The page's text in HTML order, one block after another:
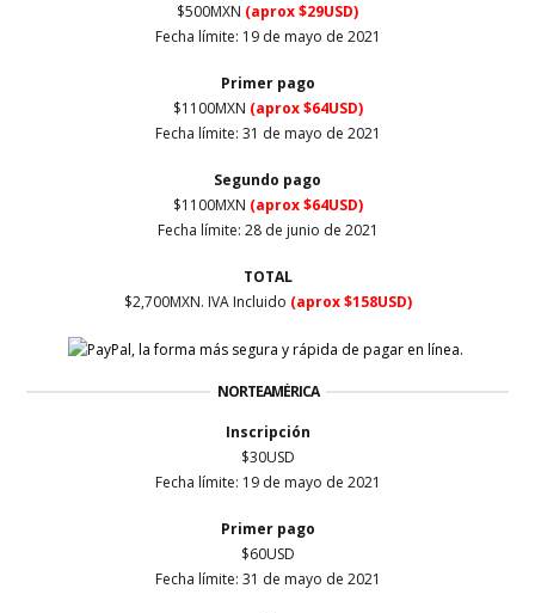
$500MXN (aprox $29USD)
Fecha límite: 19 de mayo de 2021
Primer pago
$1100MXN (aprox $64USD)
Fecha límite: 31 de mayo de 2021
Segundo pago
$1100MXN (aprox $64USD)
Fecha límite: 28 de junio de 2021
TOTAL
$2,700MXN. IVA Incluido (aprox $158USD)
NORTEAMÉRICA
Inscripción
$30USD
Fecha límite: 19 de mayo de 2021
Primer pago
$60USD
Fecha límite: 31 de mayo de 2021